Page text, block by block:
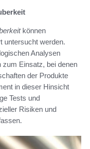
können
untersucht werden.
Analysen
Einsatz, bei denen
der Produkte
in dieser Hinsicht
Tests und
Risiken und